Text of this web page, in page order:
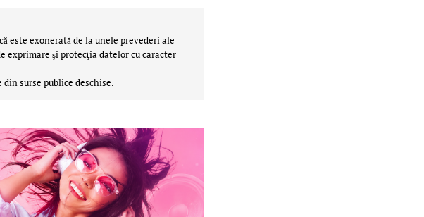
este exonerată de la unele prevederi ale
exprimare şi protecţia datelor cu caracter
surse publice deschise.